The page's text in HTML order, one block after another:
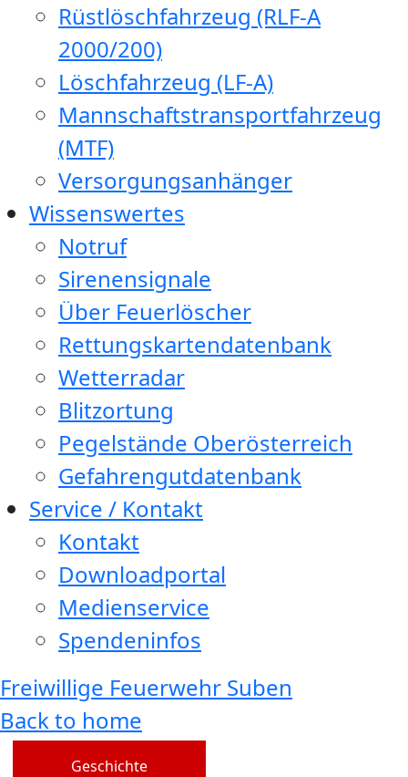
Rüstlöschfahrzeug (RLF-A
2000/200)
Löschfahrzeug (LF-A)
Mannschaftstransportfahrzeug
(MTF)
Versorgungsanhänger
Wissenswertes
Notruf
Sirenensignale
Über Feuerlöscher
Rettungskartendatenbank
Wetterradar
Blitzortung
Pegelstände Oberösterreich
Gefahrengutdatenbank
Service / Kontakt
Kontakt
Downloadportal
Medienservice
Spendeninfos
Freiwillige Feuerwehr Suben
Back to home
Geschichte